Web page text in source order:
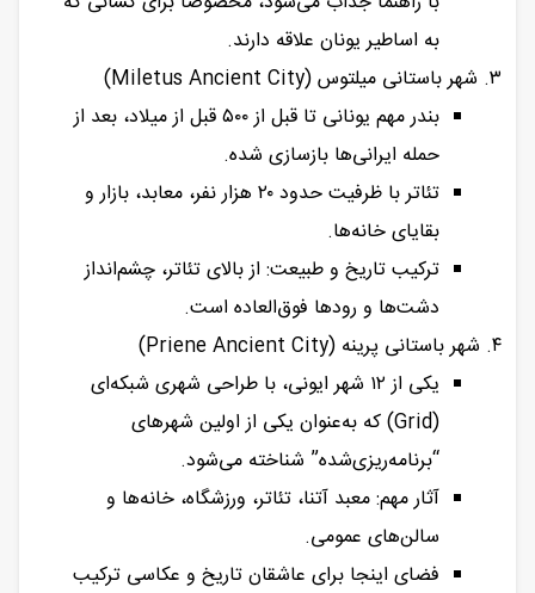
به اساطیر یونان علاقه دارند.
۳. شهر باستانی میلتوس (Miletus Ancient City)
بندر مهم یونانی تا قبل از ۵۰۰ قبل از میلاد، بعد از
حمله ایرانی‌ها بازسازی شده.
تئاتر با ظرفیت حدود ۲۰ هزار نفر، معابد، بازار و
بقایای خانه‌ها.
ترکیب تاریخ و طبیعت: از بالای تئاتر، چشم‌انداز
دشت‌ها و رودها فوق‌العاده است.
۴. شهر باستانی پرینه (Priene Ancient City)
یکی از ۱۲ شهر ایونی، با طراحی شهری شبکه‌ای
(Grid) که به‌عنوان یکی از اولین شهرهای
“برنامه‌ریزی‌شده” شناخته می‌شود.
آثار مهم: معبد آتنا، تئاتر، ورزشگاه، خانه‌ها و
سالن‌های عمومی.
فضای اینجا برای عاشقان تاریخ و عکاسی ترکیب